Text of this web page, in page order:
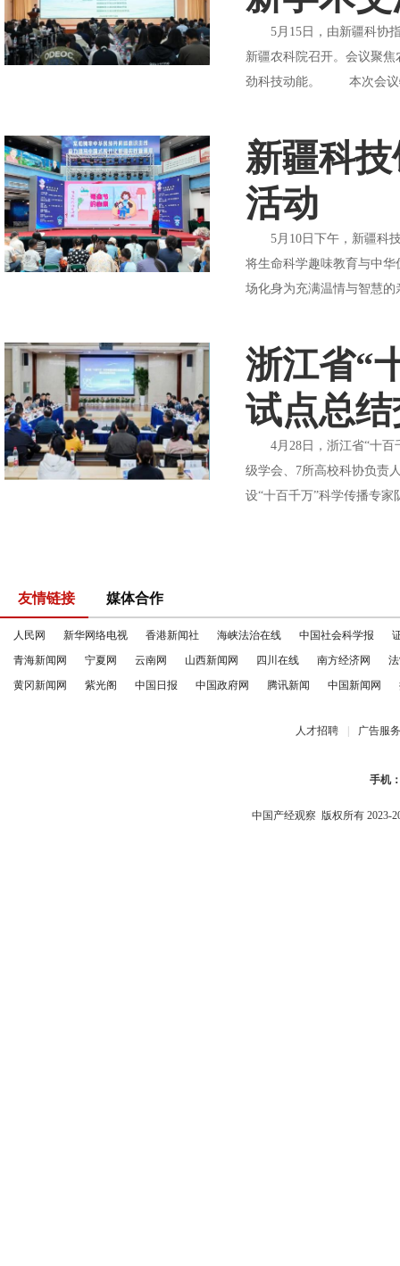
5月15日，由新疆科协指
新疆农科院召开。会议聚
劲科技动能。 本次会议特
新疆科
活动
5月10日下午，新疆科技
将生命科学趣味教育与中
场化身为充满温情与智慧
浙江省“
试点总
4月28日，浙江省“十百千
级学会、7所高校科协负责
设“十百千万”科学传播专
友情链接 媒体合作
人民网 新华网络电视 香港新闻社 海峡法治在线 中国社会科学报
青海新闻网
宁夏网 云南网 山西新闻网 四川在线 南方经济网
黄冈新闻网
紫光阁 中国日报 中国政府网 腾讯新闻 中国新闻网
人才招聘 广告服务
手机
中国产经观察 版权所有 2023-